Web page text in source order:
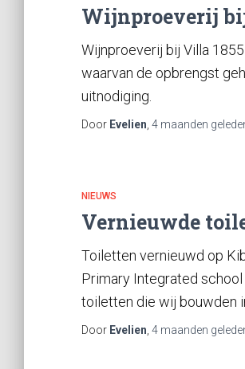
Wijnproeverij
Wijnproeverij bij Villa
waarvan de opbrengst
uitnodiging.
Door Evelien 4 maanden
NIEUWS
Vernieuwde
Toiletten vernieuwd op
Primary Integrated
toiletten die wij bouwden
Door Evelien 4 maanden